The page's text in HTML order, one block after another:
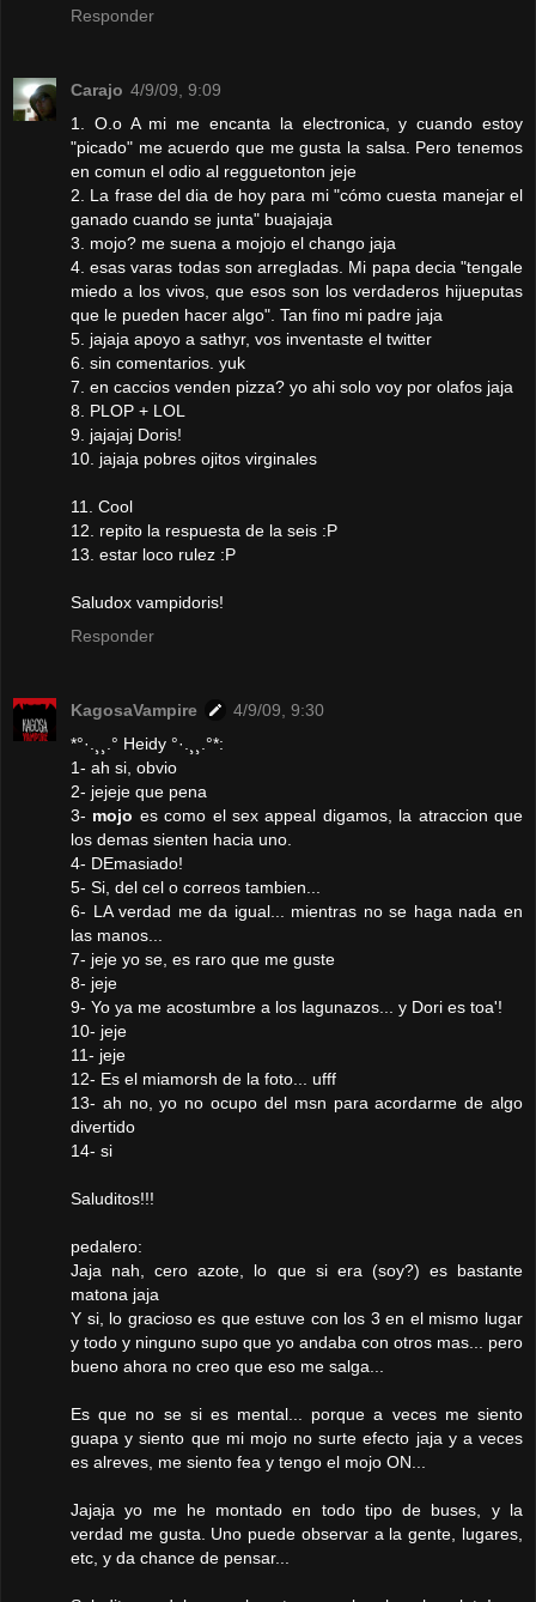
Responder
Carajo 4/9/09, 9:09
1. O.o A mi me encanta la electronica, y cuando estoy
"picado" me acuerdo que me gusta la salsa. Pero tenemos
en comun el odio al regguetonton jeje
2. La frase del dia de hoy para mi "cómo cuesta manejar el
ganado cuando se junta" buajajaja
3. mojo? me suena a mojojo el chango jaja
4. esas varas todas son arregladas. Mi papa decia "tengale
miedo a los vivos, que esos son los verdaderos hijueputas
que le pueden hacer algo". Tan fino mi padre jaja
5. jajaja apoyo a sathyr, vos inventaste el twitter
6. sin comentarios. yuk
7. en caccios venden pizza? yo ahi solo voy por olafos jaja
8. PLOP + LOL
9. jajajaj Doris!
10. jajaja pobres ojitos virginales
11. Cool
12. repito la respuesta de la seis :P
13. estar loco rulez :P
Saludox vampidoris!
Responder
KagosaVampire
4/9/09, 9:30
*°·.¸¸.° Heidy °·.¸¸.°*:
1- ah si, obvio
2- jejeje que pena
3- mojo es como el sex appeal digamos, la atraccion que
los demas sienten hacia uno.
4- DEmasiado!
5- Si, del cel o correos tambien...
6- LA verdad me da igual... mientras no se haga nada en
las manos...
7- jeje yo se, es raro que me guste
8- jeje
9- Yo ya me acostumbre a los lagunazos... y Dori es toa'!
10- jeje
11- jeje
12- Es el miamorsh de la foto... ufff
13- ah no, yo no ocupo del msn para acordarme de algo
divertido
14- si
Saluditos!!!
pedalero:
Jaja nah, cero azote, lo que si era (soy?) es bastante
matona jaja
Y si, lo gracioso es que estuve con los 3 en el mismo lugar
y todo y ninguno supo que yo andaba con otros mas... pero
bueno ahora no creo que eso me salga...
Es que no se si es mental... porque a veces me siento
guapa y siento que mi mojo no surte efecto jaja y a veces
es alreves, me siento fea y tengo el mojo ON...
Jajaja yo me he montado en todo tipo de buses, y la
verdad me gusta. Uno puede observar a la gente, lugares,
etc, y da chance de pensar...